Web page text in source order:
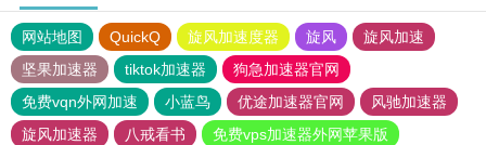
网站地图 QuickQ 旋风加速度器 旋风
旋风加速
坚果加速器
tiktok加速器
狗急加速器官网
免费vqn外网加速
小蓝鸟 优途加速器官网
风驰加速器
旋风加速器
八戒看书
免费vps加速器外网苹果版